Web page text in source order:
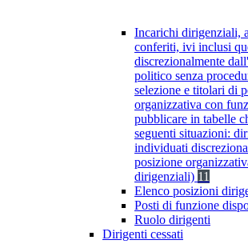
Incarichi dirigenziali,
conferiti, ivi inclusi
discrezionalmente
politico senza
selezione e titolari di
organizzativa con
pubblicare in tabelle
seguenti situazioni:
individuati
posizione
dirigenziali) 11
Elenco posizioni
Posti di funzione
Ruolo dirigenti
Dirigenti cessati